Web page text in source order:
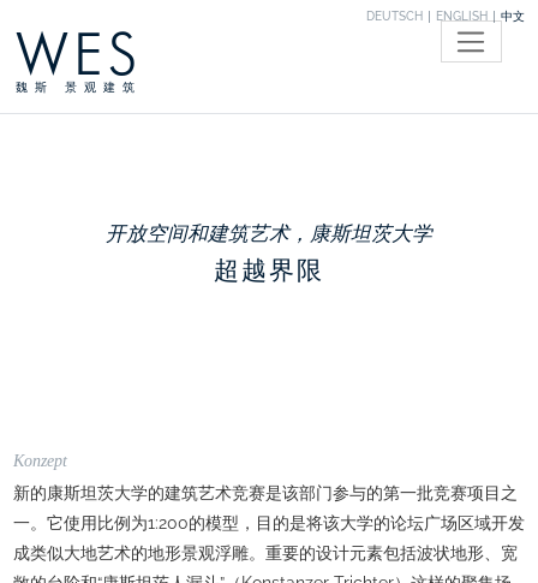
DEUTSCH ENGLISH 中文
WES
魏斯 景观建筑
开放空间和建筑艺术，康斯坦茨大学
超越界限
Konzept
新的康斯坦茨大学的建筑艺术竞赛是该部门参与的第一批竞赛项目之
一。它使用比例为1:200的模型，目的是将该大学的论坛广场区域开发
成类似大地艺术的地形景观浮雕。重要的设计元素包括波状地形、宽